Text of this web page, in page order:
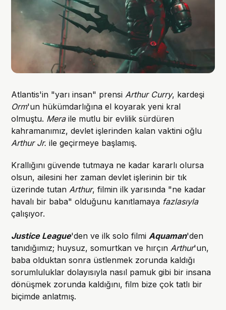
Atlantis'in "yarı insan" prensi Arthur Curry, kardeşi
Orm'un hükümdarlığına el koyarak yeni kral
olmuştu. Meraile mutlu bir evlilik sürdüren
kahramanımız, devlet işlerinden kalan vaktini oğlu
Arthur Jr. ile geçirmeye başlamış.
Krallığını güvende tutmaya ne kadar kararlı olursa
olsun, ailesini her zaman devlet işlerinin bir tık
üzerinde tutan Arthur, filmin ilk yarısında "ne kadar
havalı bir baba" olduğunu kanıtlamaya fazlasıyla
çalışıyor.
Justice League'den ve ilk solo filmi Aquaman'den
tanıdığımız; huysuz, somurtkan ve hırçın Arthur'un,
baba olduktan sonra üstlenmek zorunda kaldığı
sorumluluklar dolayısıyla nasıl pamuk gibi bir insana
dönüşmek zorunda kaldığını, film bize çok tatlı bir
biçimde anlatmış.